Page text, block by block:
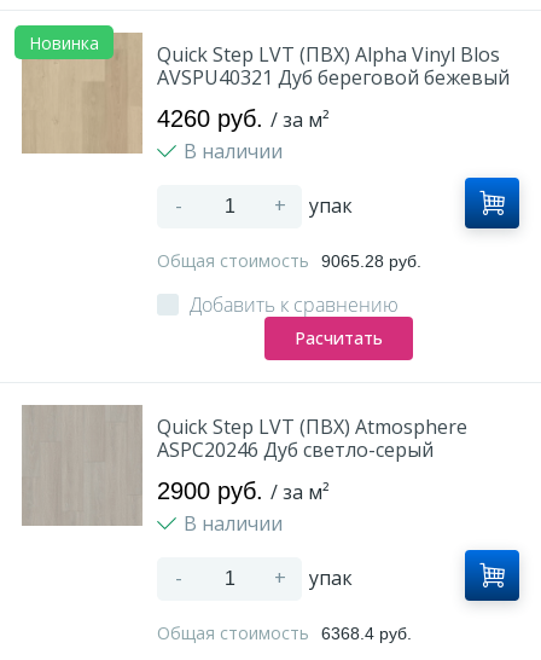
Новинка
Quick Step LVT (ПВХ) Alpha Vinyl Blos
AVSPU40321 Дуб береговой бежевый
4260 руб. / за м²
В наличии
- + упак
Общая стоимость 9065.28 руб.
Добавить к сравнению
Расчитать
Quick Step LVT (ПВХ) Atmosphere
ASPC20246 Дуб светло-серый
2900 руб. / за м²
В наличии
- + упак
Общая стоимость 6368.4 руб.